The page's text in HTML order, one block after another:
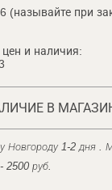
(называйте при
и наличия:
В
Новгороду 1-2 дня .
2500 руб.